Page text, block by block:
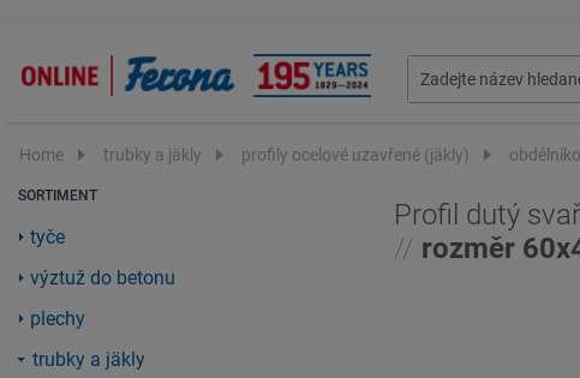
Home trubky a jäkly profily ocelové uzavřené (jäkly)
SORTIMENT
tyče
výztuž do betonu
plechy
trubky a jäkly
Profil dutý
// rozměr